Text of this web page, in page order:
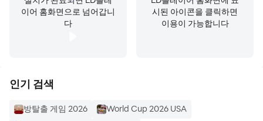
이어 홈화면으로 넘어갑니
다
시된 아이콘을 클릭하면
이용이 가능합니다
인기 검색
방탈출 게임 2026
World Cup 2026 USA